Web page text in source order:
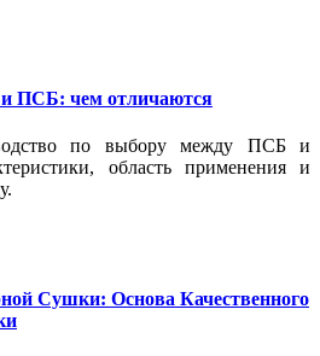
ПСБ: чем отличаются
по выбору между ПСБ и
область применения и
Сушки: Основа Качественного